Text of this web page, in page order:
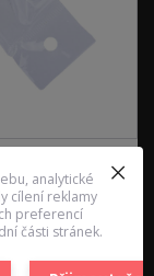
analytické
cílení reklamy
preferencí
části stránek.